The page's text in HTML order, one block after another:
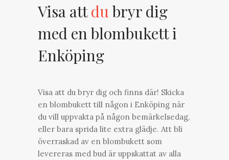
Visa attdu bryr dig
med en blombukett i
Enköping
Visa att du bryr dig och finns där! Skicka
en blombukett till någon i Enköping när
du vill uppvakta på någon bemärkelsedag,
eller bara sprida lite extra glädje. Att bli
överraskad av en blombukett som
levereras med bud är uppskattat av alla